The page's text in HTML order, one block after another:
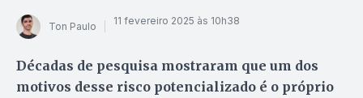
Ton Paulo 11 fevereiro 2025 às 10h38
Décadas de pesquisa mostraram que um dos
motivos desse risco potencializado é o próprio